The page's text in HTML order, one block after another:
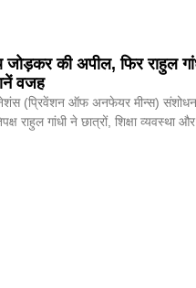
की अपील, फिर राहुल
वजह
(प्रिवेंशन ऑफ अनफेयर मीन्स)
राहुल गांधी ने छात्रों, शिक्षा व्यवस्था और